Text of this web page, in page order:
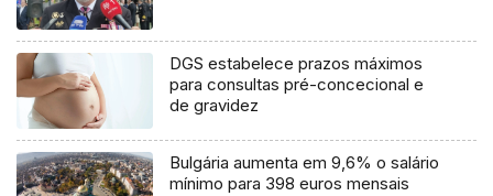
DGS estabelece prazos máximos
para consultas pré-concecional e
de gravidez
Bulgária aumenta em 9,6% o salário
mínimo para 398 euros mensais